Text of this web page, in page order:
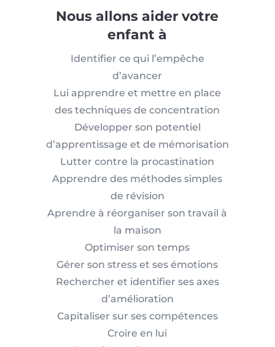
Nous allons aider votre
enfant à
Identifier ce qui l’empêche
d’avancer
Lui apprendre et mettre en place
des techniques de concentration
Développer son potentiel
d’apprentissage et de mémorisation
Lutter contre la procastination
Apprendre des méthodes simples
de révision
Aprendre à réorganiser son travail à
la maison
Optimiser son temps
Gérer son stress et ses émotions
Rechercher et identifier ses axes
d’amélioration
Capitaliser sur ses compétences
Croire en lui